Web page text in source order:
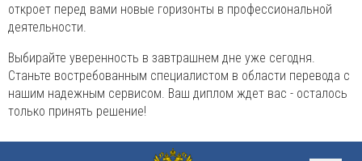
откроет перед вами новые горизонты в профессиональной
деятельности.
Выбирайте уверенность в завтрашнем дне уже сегодня.
Станьте востребованным специалистом в области перевода с
нашим надежным сервисом. Ваш диплом ждет вас - осталось
только принять решение!